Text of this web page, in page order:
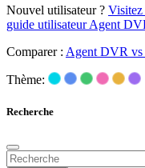
Nouvel utilisateur ? Visitez
guide utilisateur Agent
Comparer : Agent DVR
Thème:
Recherche